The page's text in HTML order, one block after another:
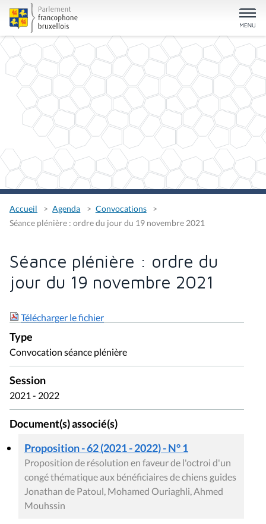
Accueil Agenda
Convocations
Séance plénière : ordre du jour du 19 novembre 2021
Séance plénière : ordre du
jour du 19 novembre 2021
Télécharger le fichier
Type
Convocation séance plénière
Session
2021 - 2022
Document(s) associé(s)
Proposition - 62 (2021 - 2022) - N° 1
Proposition de résolution en faveur de l'octroi d'un
congé thématique aux bénéficiaires de chiens guides
Jonathan de Patoul, Mohamed Ouriaghli, Ahmed
Mouhssin